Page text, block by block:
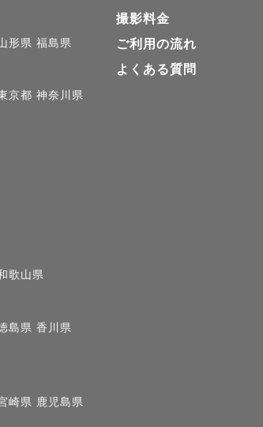
形県 福島県
京都 神奈川県
歌山県
島県 香川県
崎県 鹿児島県
撮影料金
ご利用の流れ
よくある質問